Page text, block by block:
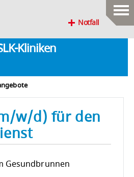
Notfall
Kliniken
w/d) für den
Gesundbrunnen